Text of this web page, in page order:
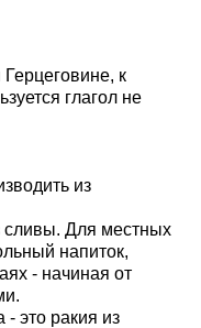
к
глагол не
из
сливы. Для местных
напиток,
- начиная от
это ракия из